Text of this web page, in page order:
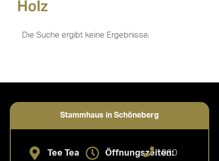
Holz
Die Suche ergibt keine Ergebnisse.
Stammhaus in Schöneberg
Tee Tea
Öffnungszeiten:
030